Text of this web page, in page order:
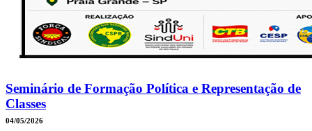
Seminário de Formação Política e Representação de
Classes
04/05/2026